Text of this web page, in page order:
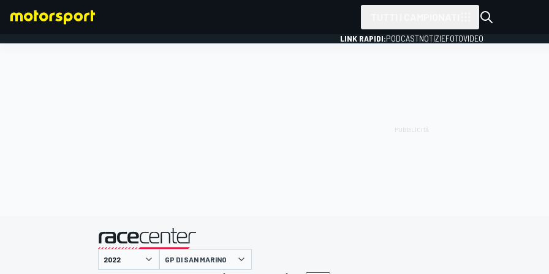
LINK RAPIDI:PODCASTNOTIZIEFOTOVIDEO
presentato da
GP DI SAN MARINO